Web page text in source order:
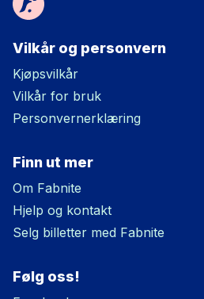
Vilkår og personvern
Kjøpsvilkår
Vilkår for bruk
Personvernerklæring
Finn ut mer
Om Fabnite
Hjelp og kontakt
Selg billetter med Fabnite
Følg oss!